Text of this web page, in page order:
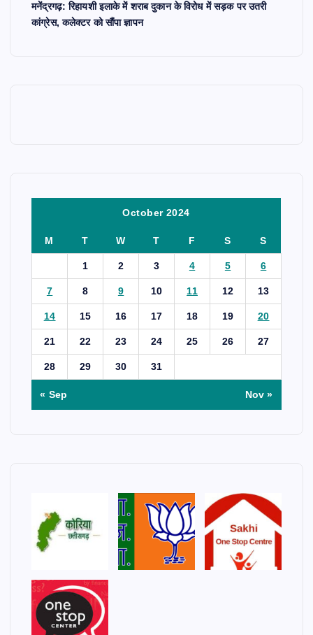
मनेंद्रगढ़: रिहायशी इलाके में शराब दुकान के विरोध में सड़क पर उतरी
कांग्रेस, कलेक्टर को सौंपा ज्ञापन
October 2024
M T W T F S S
1 2 3 4 5 6
7 8 9 10 11 12 13
14 15 16 17 18 19 20
21 22 23 24 25 26 27
28 29 30 31
« Sep Nov »